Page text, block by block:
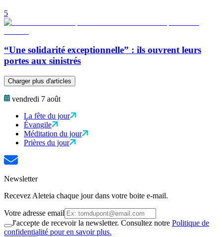
5
“Une solidarité exceptionnelle” : ils ouvrent leurs
portes aux sinistrés
Charger plus d'articles
vendredi 7 août
La fête du jour
Évangile
Méditation du jour
Prières du jour
Newsletter
Recevez Aleteia chaque jour dans votre boite e-mail.
Votre adresse email
J'accepte de recevoir la newsletter. Consultez notre Politique de
confidentialité pour en savoir plus.